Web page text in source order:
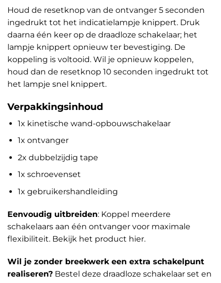
Houd de resetknop van de ontvanger 5 seconden
ingedrukt tot het indicatielampje knippert. Druk
daarna één keer op de draadloze schakelaar; het
lampje knippert opnieuw ter bevestiging. De
koppeling is voltooid. Wil je opnieuw koppelen,
houd dan de resetknop 10 seconden ingedrukt tot
het lampje snel knippert.
Verpakkingsinhoud
1x kinetische wand-opbouwschakelaar
1x ontvanger
2x dubbelzijdig tape
1x schroevenset
1x gebruikershandleiding
Eenvoudig uitbreiden: Koppel meerdere
schakelaars aan één ontvanger voor maximale
flexibiliteit. Bekijk het product hier.
Wil je zonder breekwerk een extra schakelpunt
realiseren? Bestel deze draadloze schakelaar set en